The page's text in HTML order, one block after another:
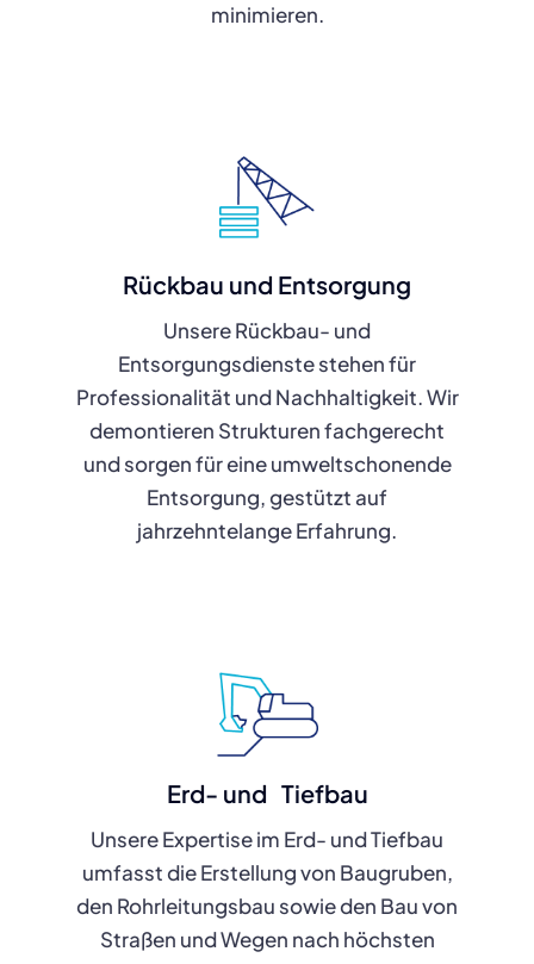
minimieren.
Rückbau und Entsorgung
Unsere Rückbau- und
Entsorgungsdienste stehen für
Professionalität und Nachhaltigkeit. Wir
demontieren Strukturen fachgerecht
und sorgen für eine umweltschonende
Entsorgung, gestützt auf
jahrzehntelange Erfahrung.
Erd- und Tiefbau
Unsere Expertise im Erd- und Tiefbau
umfasst die Erstellung von Baugruben,
den Rohrleitungsbau sowie den Bau von
Straßen und Wegen nach höchsten